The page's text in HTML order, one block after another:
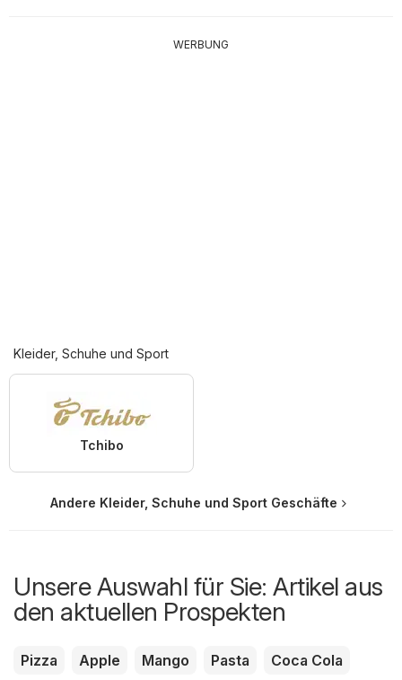
WERBUNG
Kleider, Schuhe und Sport
Tchibo
Andere Kleider, Schuhe und Sport Geschäfte
Unsere Auswahl für Sie: Artikel aus
den aktuellen Prospekten
Pizza Apple Mango Pasta
Coca Cola